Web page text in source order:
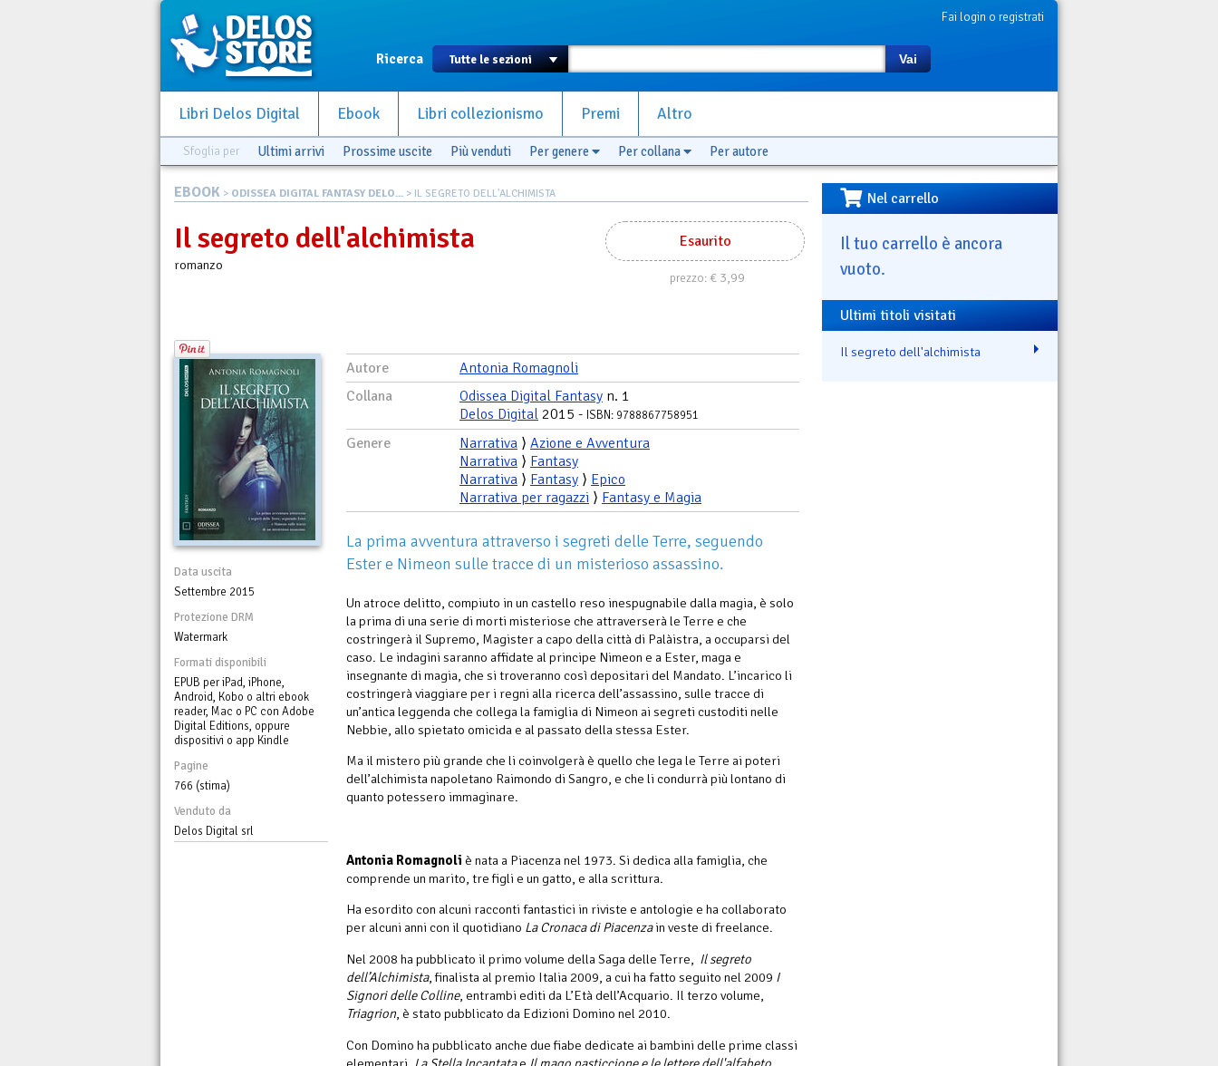
Fai login o registrati
Ricerca Vai
Libri Delos Digital Ebook Libri collezionismo Premi Altro
Sfoglia per Ultimi arrivi Prossime uscite Più venduti Per genere Per collana Per autore
EBOOK > ODISSEA DIGITAL FANTASY DELO... > IL SEGRETO DELL'ALCHIMISTA
Esaurito
prezzo:€ 3,99
Il segreto dell'alchimista
romanzo
Data uscita
Settembre 2015
Protezione DRM
Watermark
Formati disponibili
EPUB per iPad, iPhone,
Android, Kobo o altri ebook
reader, Mac o PC con Adobe
Digital Editions, oppure
dispositivi o app Kindle
Pagine
766 (stima)
Venduto da
Delos Digital srl
Autore
Antonia Romagnoli
Collana
Odissea Digital Fantasy n. 1
Delos Digital 2015 - ISBN: 9788867758951
Genere Narrativa ⟩ Azione e Avventura
Narrativa ⟩ Fantasy
Narrativa ⟩ Fantasy ⟩ Epico
Narrativa per ragazzi ⟩ Fantasy e Magia
La prima avventura attraverso i segreti delle Terre, seguendo
Ester e Nimeon sulle tracce di un misterioso assassino.
Un atroce delitto, compiuto in un castello reso inespugnabile dalla magia, è solo
la prima di una serie di morti misteriose che attraverserà le Terre e che
costringerà il Supremo, Magister a capo della città di Palàistra, a occuparsi del
caso. Le indagini saranno affidate al principe Nimeon e a Ester, maga e
insegnante di magia, che si troveranno così depositari del Mandato. L’incarico li
costringerà viaggiare per i regni alla ricerca dell’assassino, sulle tracce di
un’antica leggenda che collega la famiglia di Nimeon ai segreti custoditi nelle
Nebbie, allo spietato omicida e al passato della stessa Ester.
Ma il mistero più grande che li coinvolgerà è quello che lega le Terre ai poteri
dell’alchimista napoletano Raimondo di Sangro, e che li condurrà più lontano di
quanto potessero immaginare.
Antonia Romagnoli è nata a Piacenza nel 1973. Si dedica alla famiglia, che
comprende un marito, tre figli e un gatto, e alla scrittura.
Ha esordito con alcuni racconti fantastici in riviste e antologie e ha collaborato
per alcuni anni con il quotidiano La Cronaca di Piacenzain veste di freelance.
Nel 2008 ha pubblicato il primo volume della Saga delle Terre, Il segreto
dell’Alchimista, finalista al premio Italia 2009, a cui ha fatto seguito nel 2009 I
Signori delle Colline, entrambi editi da L’Età dell’Acquario. Il terzo volume,
Triagrion, è stato pubblicato da Edizioni Domino nel 2010.
Con Domino ha pubblicato anche due fiabe dedicate ai bambini delle prime classi
Nel carrello
Il tuo carrello è ancora
vuoto.
Ultimi titoli visitati
Il segreto dell'alchimista